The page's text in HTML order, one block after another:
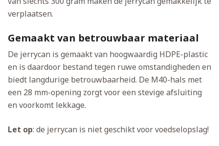
verplaatsen.
Gemaakt van betrouwbaar materiaal
De jerrycan is gemaakt van hoogwaardig HDPE-plastic
en is daardoor bestand tegen ruwe omstandigheden en
biedt langdurige betrouwbaarheid. De M40-hals met
een 28 mm-opening zorgt voor een stevige afsluiting
en voorkomt lekkage.
Let op: de jerrycan is niet geschikt voor voedselopslag!